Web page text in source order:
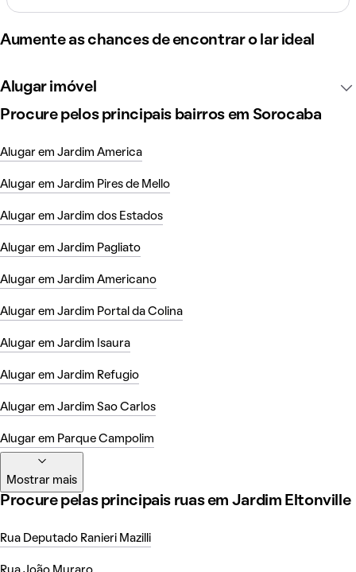
Aumente as chances de encontrar o lar ideal
Alugar imóvel
Procure pelos principais bairros em Sorocaba
Alugar em Jardim America
Alugar em Jardim Pires de Mello
Alugar em Jardim dos Estados
Alugar em Jardim Pagliato
Alugar em Jardim Americano
Alugar em Jardim Portal da Colina
Alugar em Jardim Isaura
Alugar em Jardim Refugio
Alugar em Jardim Sao Carlos
Alugar em Parque Campolim
Mostrar mais
Procure pelas principais ruas em Jardim Eltonville
Rua Deputado Ranieri Mazilli